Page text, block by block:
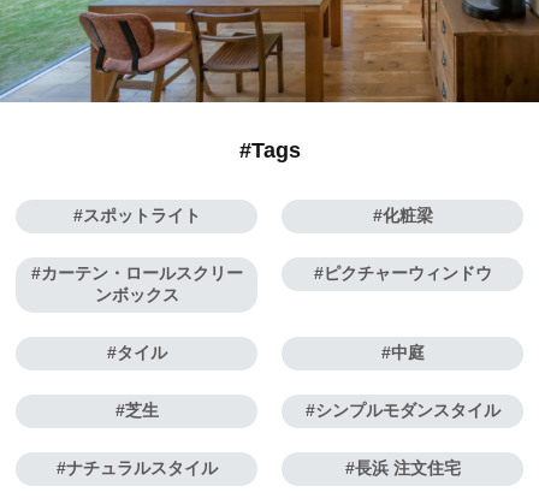
#Tags
スポットライト 化粧梁
カーテン・ロールスクリー
ンボックス
ピクチャーウィンドウ
タイル 中庭
芝生 シンプルモダンスタイル
ナチュラルスタイル 長浜 注文住宅